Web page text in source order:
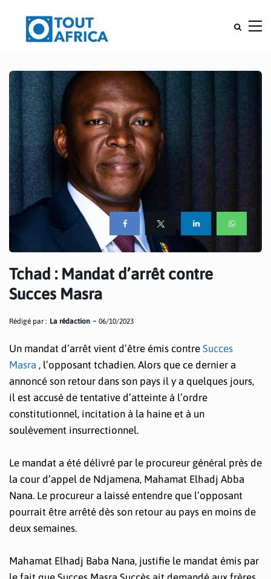
Tchad : Mandat d’arrêt contre
Succes Masra
Rédigé par : La rédaction 06/10/2023
Un mandat d’arrêt vient d’être émis contre Succes
Masra , l’opposant tchadien. Alors que ce dernier a
annoncé son retour dans son pays il y a quelques jours,
il est accusé de tentative d’atteinte à l’ordre
constitutionnel, incitation à la haine et à un
soulèvement insurrectionnel.
Le mandat a été délivré par le procureur général près de
la cour d’appel de Ndjamena, Mahamat Elhadj Abba
Nana. Le procureur a laissé entendre que l’opposant
pourrait être arrêté dès son retour au pays en moins de
deux semaines.
Mahamat Elhadj Baba Nana, justifie le mandat émis par